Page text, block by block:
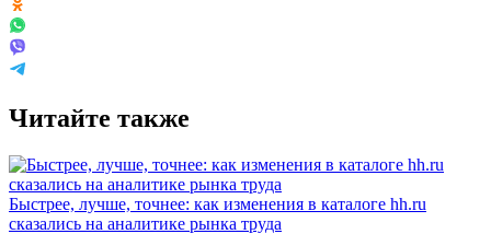
Читайте также
Быстрее, лучше, точнее: как изменения в каталоге hh.ru
сказались на аналитике рынка труда